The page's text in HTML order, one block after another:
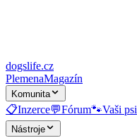
dogslife.cz
PlemenaMagazín
Komunita
📋Inzerce💬Fórum🐾Vaši psi
Nástroje